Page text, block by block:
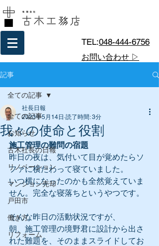
TEL:048-444-6756
お問い合わせ ▷
記事
全ての記事
お知らせ
古木社長の日報
リノベーション
マンション売却
戸田市
働き方
リフォーム
全ての記事
我々の使命と役割
社長日報
2023年5月14日 読了時間: 3分
施工管理の難問の宿題
昨日の夜は、気付いて目が覚めたらソ
ファに横たわって寝ていました。
いつ横になったのかも全然覚えていま
せん。完全な寝落ちというやつです。
そんな昨日の活動状況ですが、
朝、施工管理の境野君に設計から出さ
れた難題を、そのままスライドしてお